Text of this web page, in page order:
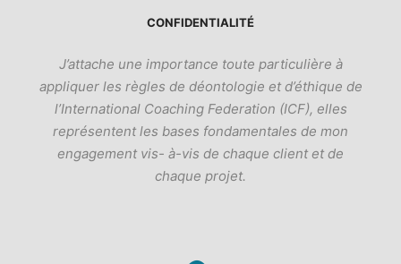
CONFIDENTIALITÉ
J’attache une importance toute particulière à
appliquer les règles de déontologie et d’éthique de
l’International Coaching Federation (ICF), elles
représentent les bases fondamentales de mon
engagement vis- à-vis de chaque client et de
chaque projet.